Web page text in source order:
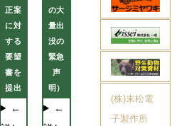
正案
に対
する
要望
書を
提出
←
の大
量出
没の
緊急
声
明）
←
(株)末松電
子製作所